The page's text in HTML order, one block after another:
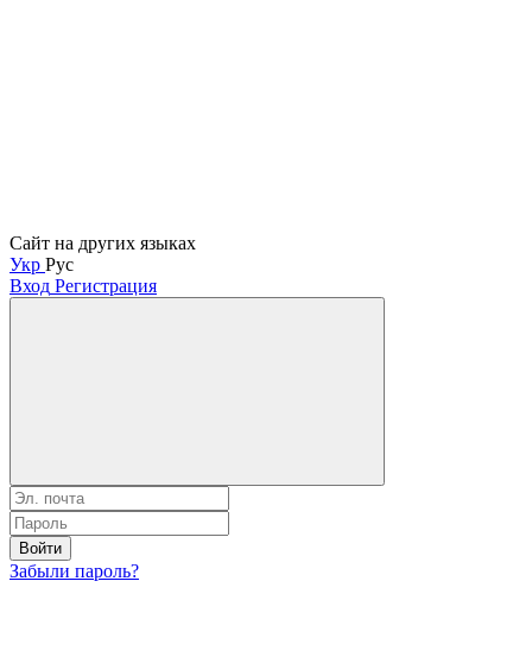
Сайт на других языках
Укр Рус
Вход Регистрация
Войти
Забыли пароль?